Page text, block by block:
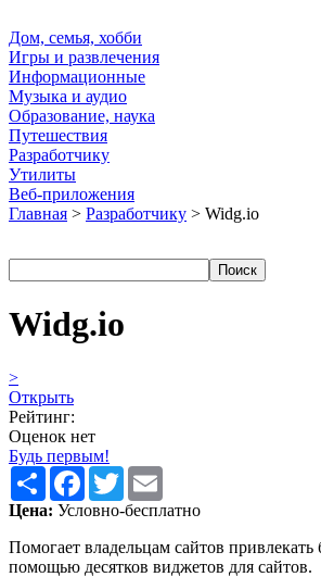
Дом, семья, хобби
Игры и развлечения
Информационные
Музыка и аудио
Образование, наука
Путешествия
Разработчику
Утилиты
Веб-приложения
Главная > Разработчику > Widg.io
Widg.io
>
Открыть
Рейтинг:
Оценок нет
Будь первым!
Share Facebook
Twitter
Цена: Условно-бесплатно
Помогает владельцам сайтов
помощью десятков виджетов для сайтов.